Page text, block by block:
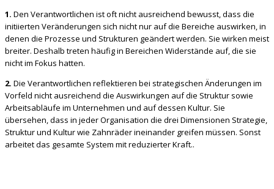
1. Den Verantwortlichen ist oft nicht ausreichend bewusst, dass die
initiierten Veränderungen sich nicht nur auf die Bereiche auswirken, in
denen die Prozesse und Strukturen geändert werden. Sie wirken meist
breiter. Deshalb treten häufig in Bereichen Widerstände auf, die sie
nicht im Fokus hatten.
2. Die Verantwortlichen reflektieren bei strategischen Änderungen im
Vorfeld nicht ausreichend die Auswirkungen auf die Struktur sowie
Arbeitsabläufe im Unternehmen und auf dessen Kultur. Sie
übersehen, dass in jeder Organisation die drei Dimensionen Strategie,
Struktur und Kultur wie Zahnräder ineinander greifen müssen. Sonst
arbeitet das gesamte System mit reduzierter Kraft..